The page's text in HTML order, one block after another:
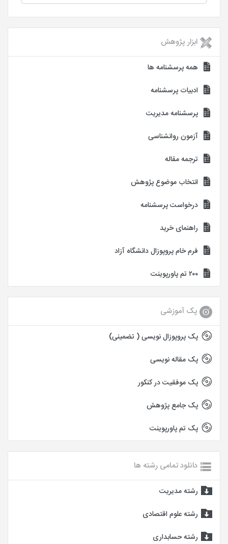
ابزار پژوهش
همه پرسشنامه ها
ادبیات پرسشنامه
پرسشنامه مدیریت
آزمون روانشناسی
ترجمه مقاله
انتخاب موضوع پژوهش
درخواست پرسشنامه
راهنمای خرید
فرم خام پروپوزال دانشگاه آزاد
۲۰۰ تم پاورپوینت
پک آموزشی
پک پروپوزال نویسی ( تضمینی)
پک مقاله نویسی
پک موفقیت در کنکور
پک جامع پژوهش
پک تم پاورپوینت
دانلود تمامی رشته ها
رشته مدیریت
رشته علوم اقتصادی
رشته حسابداری